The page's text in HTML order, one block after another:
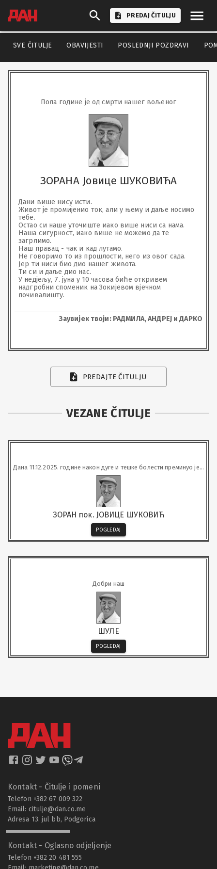
PREDAJ ČITULJU
SVE ČITULJE OBAVIJESTI POSLEDNJI POZDRAVI
Пола године је од смрти нашег вољеног
ЗОРАНА Јовице ШУКОВИЋА
Дани више нису исти.
Живот је промијенио ток, али у њему и даље носимо
тебе.
Остао си наше уточиште иако више ниси са нама.
Наша сигурност, иако више не можемо да те
загрлимо.
Наш правац - чак и кад лутамо.
Не говоримо то из прошлости, него из овог сада.
Јер ти ниси био дио нашег живота.
Ти си и даље дио нас.
У недјељу, 7. јуна у 10 часова биће откривем
надгробни споменик на Зокијевом вјечном
почивалишту.
Заувијек твоји: РАДМИЛА, АНДРЕЈ и ДАРКО
PREDAJTE ČITULJU
VEZANE ČITULJE
Дана 11.12.2025. године након дуге и тешке болести преминуо је у
53. години наш драги
ЗОРАН пок. ЈОВИЦЕ ШУКОВИЋ
POGLEDAJ
Добри наш
ШУЛЕ
POGLEDAJ
Kontakt - Čitulje i pomeni
Telefon +382 67 009 322
Email: citulje@dan.co.me
Adresa 13. jul bb, Podgorica
Kontakt - Oglasno odjeljenje
Telefon +382 20 481 555